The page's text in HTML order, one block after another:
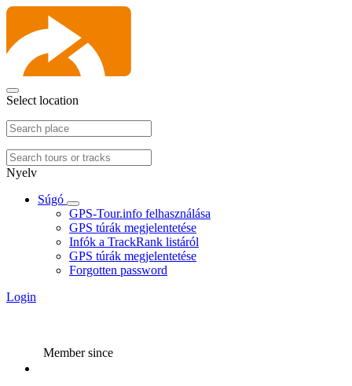
Select location
Nyelv
Súgó
GPS-Tour.info felhasználása
GPS túrák megjelentetése
Infók a TrackRank listáról
GPS túrák megjelentetése
Forgotten password
Login
Member since